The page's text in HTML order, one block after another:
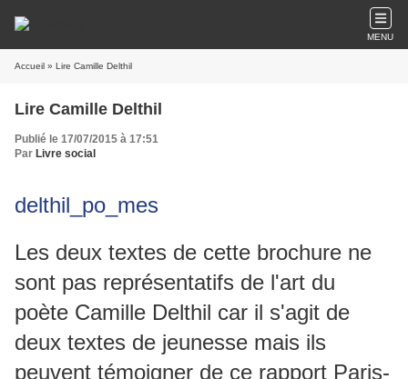
MENU
Accueil » Lire Camille Delthil
Lire Camille Delthil
Publié le 17/07/2015 à 17:51
Par Livre social
delthil_po_mes
Les deux textes de cette brochure ne
sont pas représentatifs de l'art du
poète Camille Delthil car il s'agit de
deux textes de jeunesse mais ils
peuvent témoigner de ce rapport Paris-